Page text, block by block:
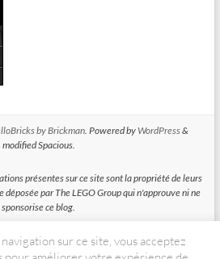
by Brickman. Powered by WordPress&
modified Spacious.
présentes sur ce site sont la propriété de leurs
par The LEGO Group qui n'approuve ni ne
sponsorise ce blog.
Partenaires d'Amazon EU, un programme
à des sites de percevoir une rémunération grace à
sur ce site, vous acceptez